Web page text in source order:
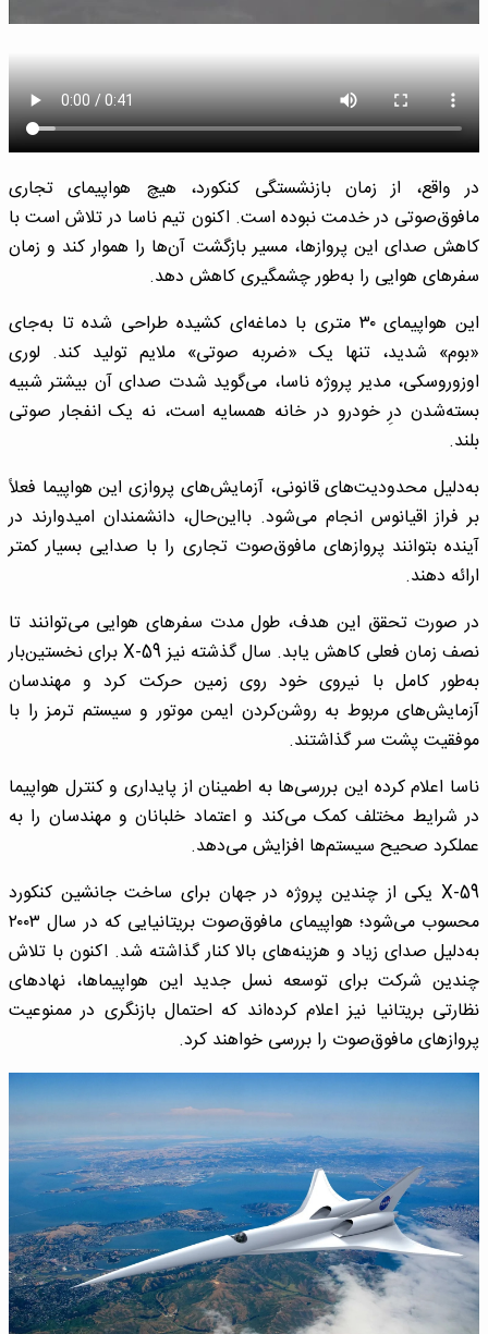
در واقع، از زمان بازنشستگی کنکورد، هیچ هواپیمای تجاری
مافوق‌صوتی در خدمت نبوده است. اکنون تیم ناسا در تلاش است با
کاهش صدای این پروازها، مسیر بازگشت آن‌ها را هموار کند و زمان
سفرهای هوایی را به‌طور چشمگیری کاهش دهد.
این هواپیمای ۳۰ متری با دماغه‌ای کشیده طراحی شده تا به‌جای
«بوم» شدید، تنها یک «ضربه صوتی» ملایم تولید کند. لوری
اوزوروسکی، مدیر پروژه ناسا، می‌گوید شدت صدای آن بیشتر شبیه
بسته‌شدن درِ خودرو در خانه همسایه است، نه یک انفجار صوتی
بلند.
به‌دلیل محدودیت‌های قانونی، آزمایش‌های پروازی این هواپیما فعلاً
بر فراز اقیانوس انجام می‌شود. بااین‌حال، دانشمندان امیدوارند در
آینده بتوانند پروازهای مافوق‌صوت تجاری را با صدایی بسیار کمتر
ارائه دهند.
در صورت تحقق این هدف، طول مدت سفرهای هوایی می‌توانند تا
نصف زمان فعلی کاهش یابد. سال گذشته نیز X-59 برای نخستین‌بار
به‌طور کامل با نیروی خود روی زمین حرکت کرد و مهندسان
آزمایش‌های مربوط به روشن‌کردن ایمن موتور و سیستم ترمز را با
موفقیت پشت سر گذاشتند.
ناسا اعلام کرده این بررسی‌ها به اطمینان از پایداری و کنترل هواپیما
در شرایط مختلف کمک می‌کند و اعتماد خلبانان و مهندسان را به
عملکرد صحیح سیستم‌ها افزایش می‌دهد.
X-59 یکی از چندین پروژه در جهان برای ساخت جانشین کنکورد
محسوب می‌شود؛ هواپیمای مافوق‌صوت بریتانیایی که در سال ۲۰۰۳
به‌دلیل صدای زیاد و هزینه‌های بالا کنار گذاشته شد. اکنون با تلاش
چندین شرکت برای توسعه نسل جدید این هواپیماها، نهادهای
نظارتی بریتانیا نیز اعلام کرده‌اند که احتمال بازنگری در ممنوعیت
پروازهای مافوق‌صوت را بررسی خواهند کرد.